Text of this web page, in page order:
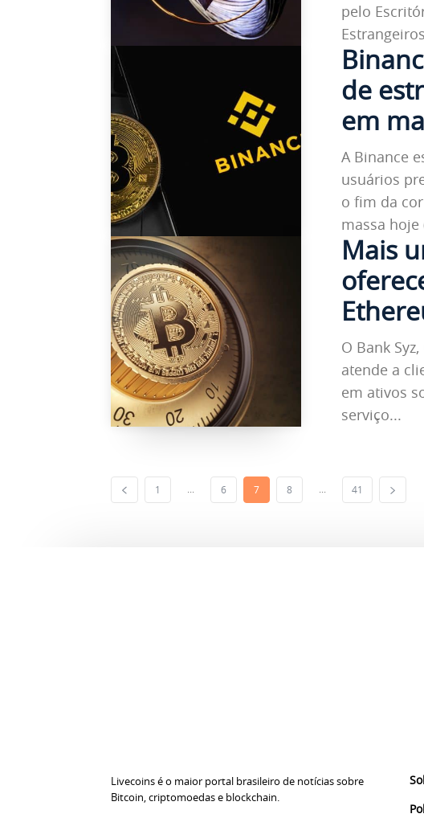
pelo
de
em
A Binance
usuários
o fim da corretora
massa hoje
Mais
O Bank
atende a
em ativos
serviço...
1 ... 6 7 8 ... 41
Livecoins é o maior portal brasileiro de notícias sobre
Bitcoin, criptomoedas e blockchain.